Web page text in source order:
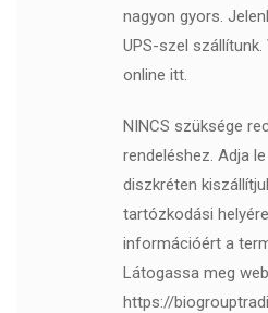
nagyon gyors.
UPS-szel
online itt.
NINCS szüksége
rendeléshez. Adja
diszkréten
tartózkodási
információért a
Látogassa meg
https://